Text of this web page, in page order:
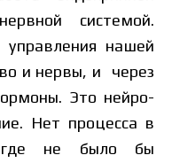
системой.
нашей
и нервы, и через
Это нейро-
Нет процесса в
где не было бы